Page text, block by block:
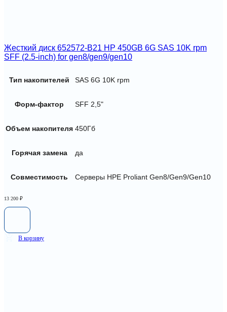
Жесткий диск 652572-B21 HP 450GB 6G SAS 10K rpm
SFF (2.5-inch) for gen8/gen9/gen10
Тип накопителей SAS 6G 10K rpm
Форм-фактор SFF 2,5"
Объем накопителя 450Гб
Горячая замена да
Совместимость Серверы HPE Proliant Gen8/Gen9/Gen10
13 200 ₽
В корзину